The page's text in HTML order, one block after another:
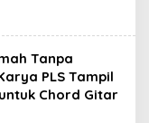
Tanpa
PLS Tampil
Chord Gitar